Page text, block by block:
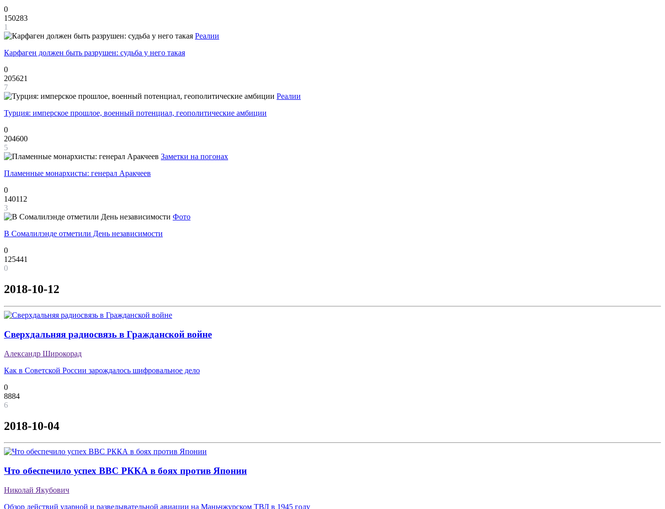
0
150283
1
Реалии
Карфаген должен быть разрушен: судьба у него такая
0
205621
7
Реалии
Турция: имперское прошлое, военный потенциал, геополитические амбиции
0
204600
5
Заметки на погонах
Пламенные монархисты: генерал Аракчеев
0
140112
3
Фото
В Сомалилэнде отметили День независимости
0
125441
0
2018-10-12
Сверхдальняя радиосвязь в Гражданской войне
Александр Широкорад
Как в Советской России зарождалось шифровальное дело
0
8884
6
2018-10-04
Что обеспечило успех ВВС РККА в боях против Японии
Николай Якубович
Обзор действий ударной и разведывательной авиации на Маньчжурском ТВД в 1945 году